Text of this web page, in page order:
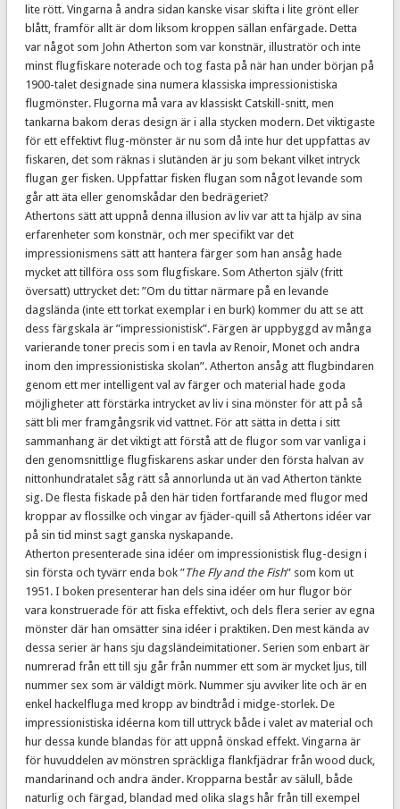
lite rött. Vingarna å andra sidan kanske visar skifta i lite grönt eller
blått, framför allt är dom liksom kroppen sällan enfärgade. Detta
var något som John Atherton som var konstnär, illustratör och inte
minst flugfiskare noterade och tog fasta på när han under början på
1900-talet designade sina numera klassiska impressionistiska
flugmönster. Flugorna må vara av klassiskt Catskill-snitt, men
tankarna bakom deras design är i alla stycken modern. Det viktigaste
för ett effektivt flug-mönster är nu som då inte hur det uppfattas av
fiskaren, det som räknas i slutänden är ju som bekant vilket intryck
flugan ger fisken. Uppfattar fisken flugan som något levande som
går att äta eller genomskådar den bedrägeriet?
Athertons sätt att uppnå denna illusion av liv var att ta hjälp av sina
erfarenheter som konstnär, och mer specifikt var det
impressionismens sätt att hantera färger som han ansåg hade
mycket att tillföra oss som flugfiskare. Som Atherton själv (fritt
översatt) uttrycket det: ”Om du tittar närmare på en levande
dagslända (inte ett torkat exemplar i en burk) kommer du att se att
dess färgskala är ”impressionistisk”. Färgen är uppbyggd av många
varierande toner precis som i en tavla av Renoir, Monet och andra
inom den impressionistiska skolan”. Atherton ansåg att flugbindaren
genom ett mer intelligent val av färger och material hade goda
möjligheter att förstärka intrycket av liv i sina mönster för att på så
sätt bli mer framgångsrik vid vattnet. För att sätta in detta i sitt
sammanhang är det viktigt att förstå att de flugor som var vanliga i
den genomsnittlige flugfiskarens askar under den första halvan av
nittonhundratalet såg rätt så annorlunda ut än vad Atherton tänkte
sig. De flesta fiskade på den här tiden fortfarande med flugor med
kroppar av flossilke och vingar av fjäder-quill så Athertons idéer var
på sin tid minst sagt ganska nyskapande.
Atherton presenterade sina idéer om impressionistisk flug-design i
sin första och tyvärr enda bok ”The Fly and the Fish” som kom ut
1951. I boken presenterar han dels sina idéer om hur flugor bör
vara konstruerade för att fiska effektivt, och dels flera serier av egna
mönster där han omsätter sina idéer i praktiken. Den mest kända av
dessa serier är hans sju dagsländeimitationer. Serien som enbart är
numrerad från ett till sju går från nummer ett som är mycket ljus, till
nummer sex som är väldigt mörk. Nummer sju avviker lite och är en
enkel hackelfluga med kropp av bindtråd i midge-storlek. De
impressionistiska idéerna kom till uttryck både i valet av material och
hur dessa kunde blandas för att uppnå önskad effekt. Vingarna är
för huvuddelen av mönstren spräckliga flankfjädrar från wood duck,
mandarinand och andra änder. Kropparna består av sälull, både
naturlig och färgad, blandad med olika slags hår från till exempel